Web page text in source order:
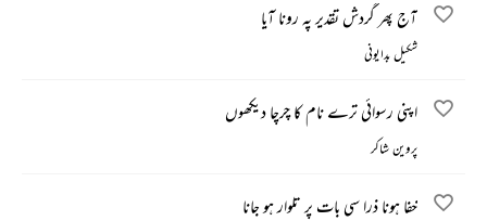
آج پھر گردش تقدیر پہ رونا آیا
شکیل بدایونی
اپنی رسوائی ترے نام کا چرچا دیکھوں
پروین شاکر
خفا ہونا ذرا سی بات پر تلوار ہو جانا